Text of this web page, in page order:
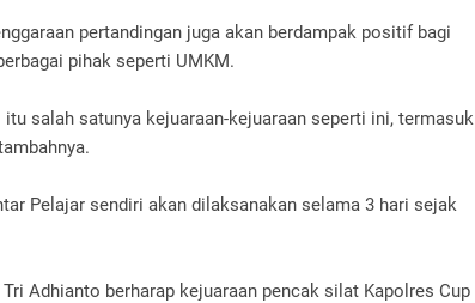
pertandingan juga akan berdampak positif bagi
pihak seperti UMKM.
salah satunya kejuaraan-kejuaraan seperti ini, termasuk
Pelajar sendiri akan dilaksanakan selama 3 hari sejak
Adhianto berharap kejuaraan pencak silat Kapolres Cup